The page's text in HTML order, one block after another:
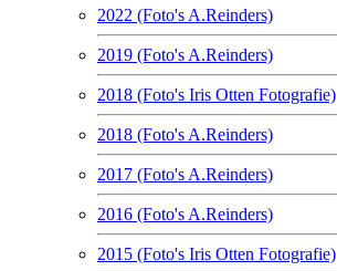
2022 (Foto's A.Reinders)
2019 (Foto's A.Reinders)
2018 (Foto's Iris Otten Fotografie)
2018 (Foto's A.Reinders)
2017 (Foto's A.Reinders)
2016 (Foto's A.Reinders)
2015 (Foto's Iris Otten Fotografie)